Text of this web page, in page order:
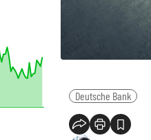
Deutsche Bank